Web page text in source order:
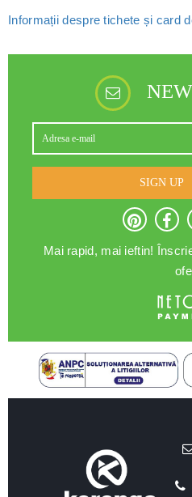
Informații despre tichete și card
SIGN UP
Mai rapid, mai ieftin!